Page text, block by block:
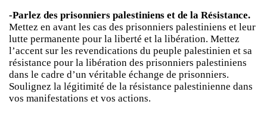
-Parlez des prisonniers palestiniens et de la Résistance.
Mettez en avant les cas des prisonniers palestiniens et leur
lutte permanente pour la liberté et la libération. Mettez
l’accent sur les revendications du peuple palestinien et sa
résistance pour la libération des prisonniers palestiniens
dans le cadre d’un véritable échange de prisonniers.
Soulignez la légitimité de la résistance palestinienne dans
vos manifestations et vos actions.